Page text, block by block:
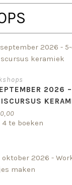
2026
4 te boeken